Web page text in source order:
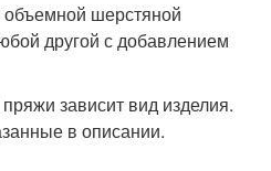
шерстяной
другой с добавлением
зависит вид изделия.
в описании.